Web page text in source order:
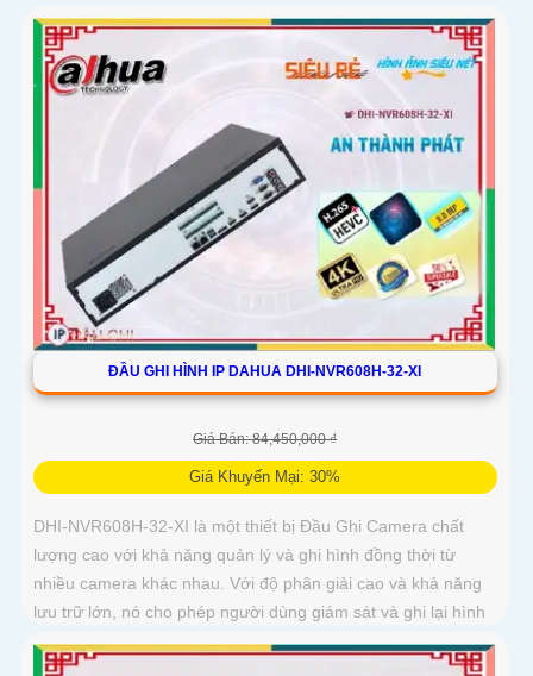
ĐẦU GHI HÌNH IP DAHUA DHI-NVR608H-32-XI
Giá Bán: 84,450,000 ₫
Giá Khuyến Mại: 30%
DHI-NVR608H-32-XI là một thiết bị Đầu Ghi Camera chất
lượng cao với khả năng quản lý và ghi hình đồng thời từ
nhiều camera khác nhau. Với độ phân giải cao và khả năng
lưu trữ lớn, nó cho phép người dùng giám sát và ghi lại hình
ảnh chất lượng tốt